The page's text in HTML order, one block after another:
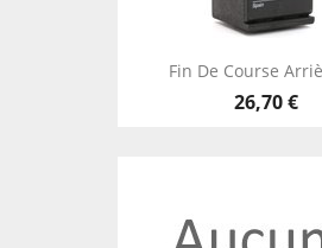
Fin De Course
26,70 €